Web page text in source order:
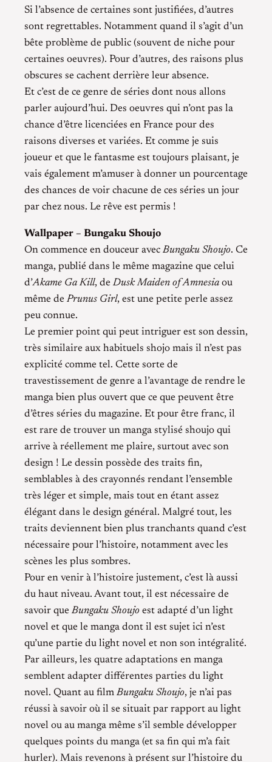
Si l’absence de certaines sont justifiées, d’autres
sont regrettables. Notamment quand il s’agit d’un
bête problème de public (souvent de niche pour
certaines oeuvres). Pour d’autres, des raisons plus
obscures se cachent derrière leur absence.
Et c’est de ce genre de séries dont nous allons
parler aujourd’hui. Des oeuvres qui n’ont pas la
chance d’être licenciées en France pour des
raisons diverses et variées. Et comme je suis
joueur et que le fantasme est toujours plaisant, je
vais également m’amuser à donner un pourcentage
des chances de voir chacune de ces séries un jour
par chez nous. Le rêve est permis !
Wallpaper – Bungaku Shoujo
On commence en douceur avecBungaku Shoujo. Ce
manga, publié dans le même magazine que celui
d’Akame Ga Kill, de Dusk Maiden of Amnesia ou
même de Prunus Girl, est une petite perle assez
peu connue.
Le premier point qui peut intriguer est son dessin,
très similaire aux habituels shojo mais il n’est pas
explicité comme tel. Cette sorte de
travestissement de genre a l’avantage de rendre le
manga bien plus ouvert que ce que peuvent être
d’êtres séries du magazine. Et pour être franc, il
est rare de trouver un manga stylisé shoujo qui
arrive à réellement me plaire, surtout avec son
design ! Le dessin possède des traits fin,
semblables à des crayonnés rendant l’ensemble
très léger et simple, mais tout en étant assez
élégant dans le design général. Malgré tout, les
traits deviennent bien plus tranchants quand c’est
nécessaire pour l’histoire, notamment avec les
scènes les plus sombres.
Pour en venir à l’histoire justement, c’est là aussi
du haut niveau. Avant tout, il est nécessaire de
savoir queBungaku Shoujo est adapté d’un light
novel et que le manga dont il est sujet ici n’est
qu’une partie du light novel et non son intégralité.
Par ailleurs, les quatre adaptations en manga
semblent adapter différentes parties du light
novel. Quant au filmBungaku Shoujo, je n’ai pas
réussi à savoir où il se situait par rapport au light
novel ou au manga même s’il semble développer
quelques points du manga (et sa fin qui m’a fait
hurler). Mais revenons à présent sur l’histoire du